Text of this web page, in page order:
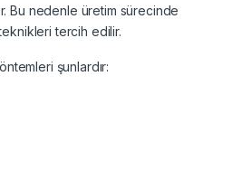
Bu nedenle üretim sürecinde
tercih edilir.
şunlardır: